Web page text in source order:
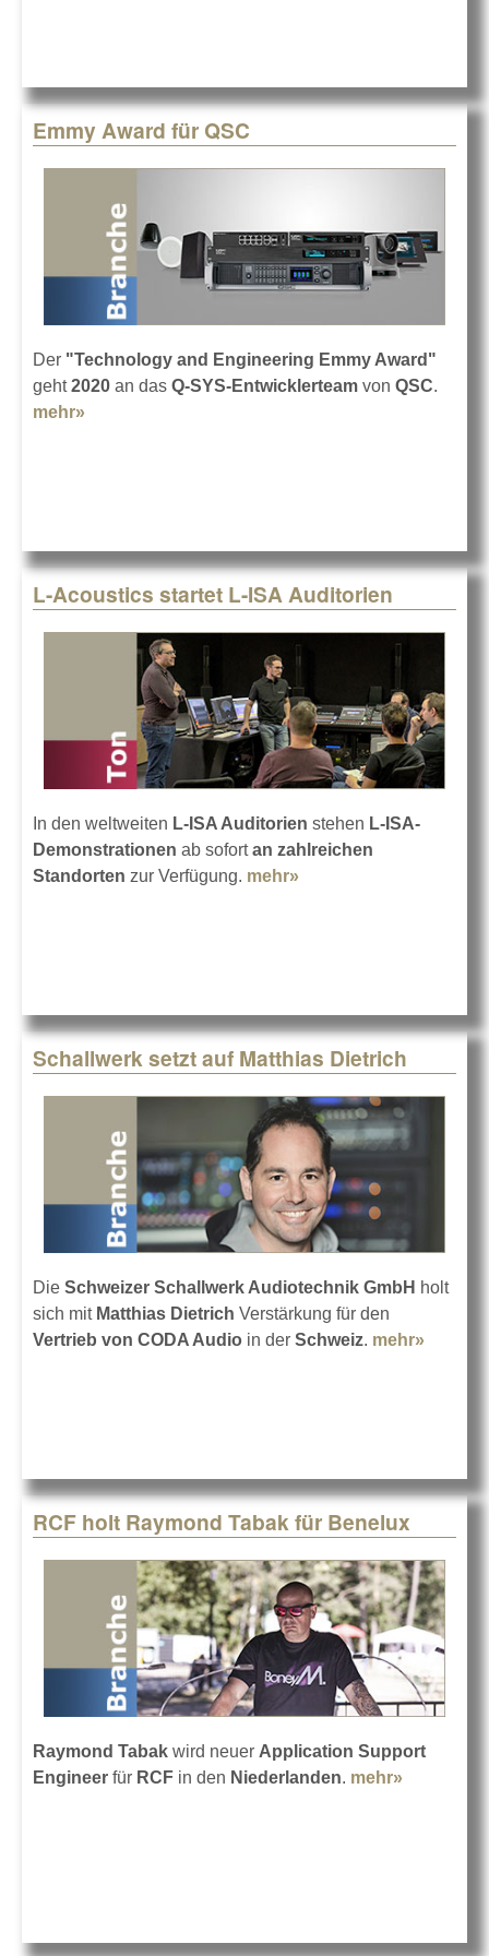
Emmy Award für QSC
Der "Technology and Engineering Emmy Award"
geht2020 an das Q-SYS-Entwicklerteam von QSC.
mehr»
L-Acoustics startet L-ISA Auditorien
In den weltweiten L-ISA Auditorien stehen L-ISA-
Demonstrationen ab sofortan zahlreichen
Standorten zur Verfügung. mehr»
Schallwerk setzt auf Matthias Dietrich
Die Schweizer Schallwerk Audiotechnik GmbH holt
sich mit Matthias Dietrich Verstärkung für den
Vertrieb von CODA Audio in der Schweiz. mehr»
RCF holt Raymond Tabak für Benelux
Raymond Tabak wird neuer Application Support
Engineer für RCF in den Niederlanden. mehr»